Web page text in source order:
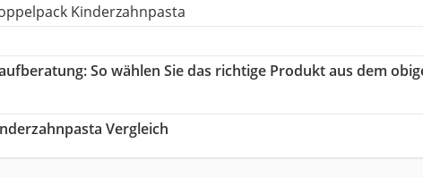
Kinderzahnpasta
: So wählen Sie das richtige Produkt aus dem
Vergleich